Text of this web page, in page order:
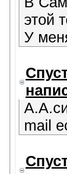
этой
У
mail